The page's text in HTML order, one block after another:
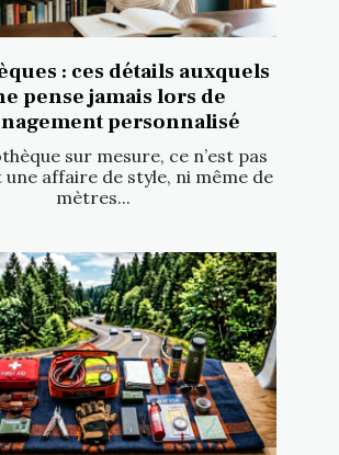
: ces détails auxquels
pense jamais lors de
personnalisé
sur mesure, ce n’est pas
une affaire de style, ni même de
mètres...